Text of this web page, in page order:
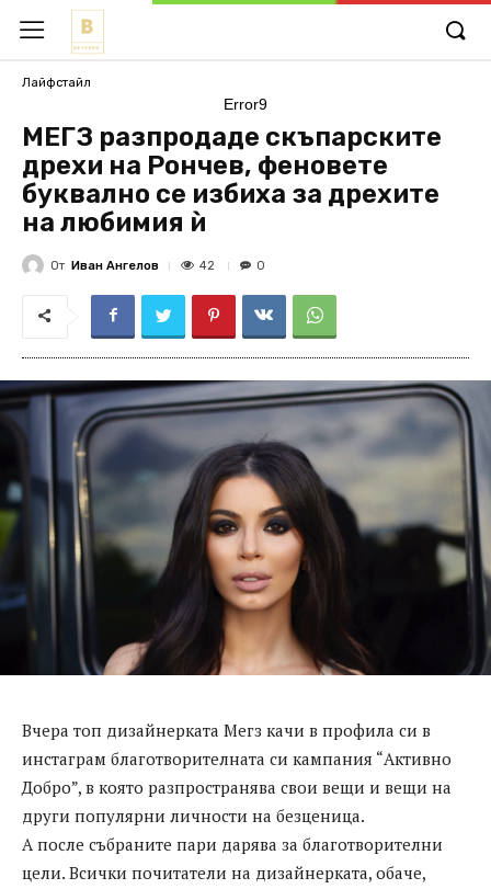
Лайфстайл
Error9
МЕГЗ разпродаде скъпарските
дрехи на Рончев, феновете
буквално се избиха за дрехите
на любимия ѝ
От Иван Ангелов 42 0
Вчера топ дизайнерката Мегз качи в профила си в
инстаграм благотворителната си кампания “Активно
Добро”, в която разпространява свои вещи и вещи на
други популярни личности на безценица.
А после събраните пари дарява за благотворителни
цели. Всички почитатели на дизайнерката, обаче,